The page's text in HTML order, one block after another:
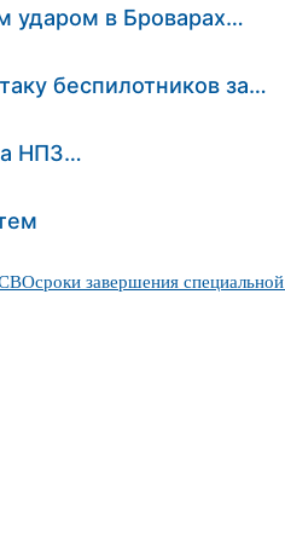
ударом в Броварах…
беспилотников за…
НПЗ…
СВОсроки завершения